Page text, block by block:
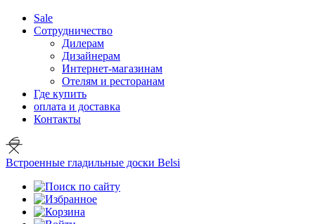
Sale
Сотрудничество
Дилерам
Дизайнерам
Интернет-магазинам
Отелям и ресторанам
Где купить
оплата и доставка
Контакты
Встроенные гладильные доски Belsi